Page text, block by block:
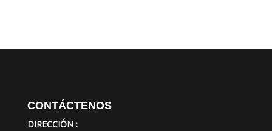
CONTÁCTENOS
DIRECCIÓN :